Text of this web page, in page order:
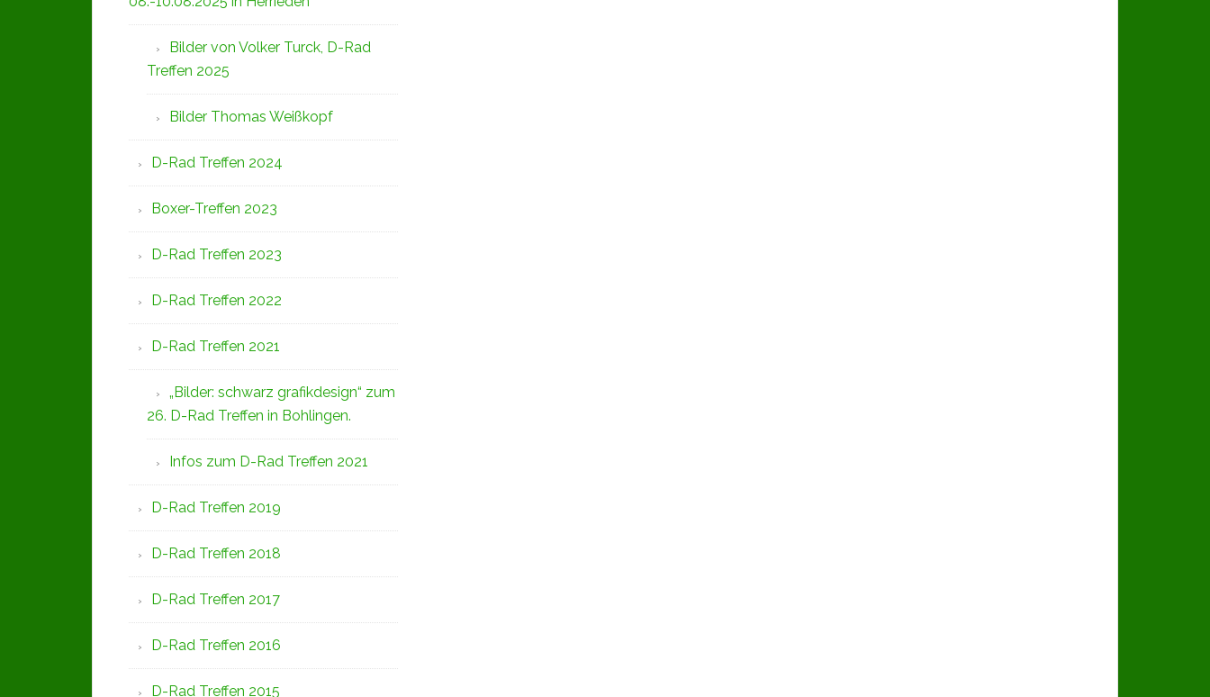
Bilder von Volker Turck, D-Rad
Treffen 2025
Bilder Thomas Weißkopf
D-Rad Treffen 2024
Boxer-Treffen 2023
D-Rad Treffen 2023
D-Rad Treffen 2022
D-Rad Treffen 2021
„Bilder: schwarz grafikdesign“ zum
26. D-Rad Treffen in Bohlingen.
Infos zum D-Rad Treffen 2021
D-Rad Treffen 2019
D-Rad Treffen 2018
D-Rad Treffen 2017
D-Rad Treffen 2016
D-Rad Treffen 2015